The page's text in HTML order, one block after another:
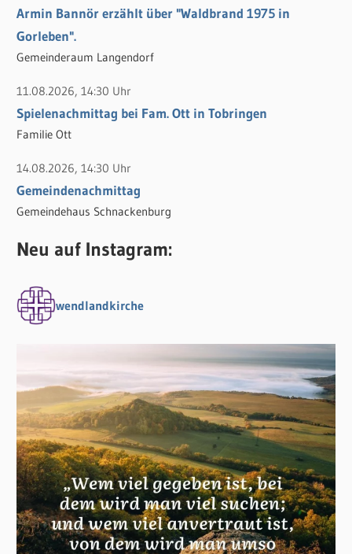
Armin Bannör erzählt über "Waldbrand 1975 in
Gorleben".
Gemeinderaum Langendorf
11.08.2026, 14:30 Uhr
Spielenachmittag bei Fam. Ott in Tobringen
Familie Ott
14.08.2026, 14:30 Uhr
Gemeindenachmittag
Gemeindehaus Schnackenburg
Neu auf Instagram:
wendlandkirche